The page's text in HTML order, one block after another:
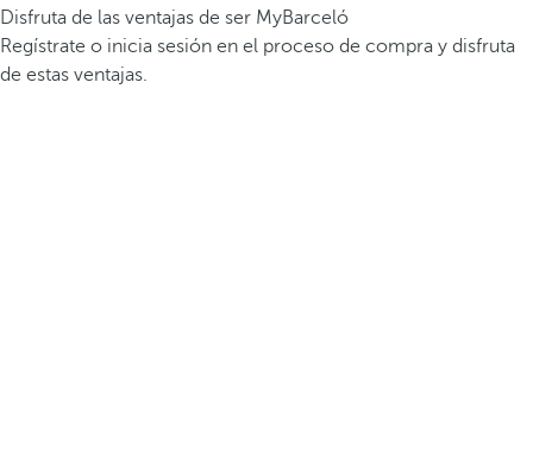
Disfruta de las ventajas de ser MyBarceló
Regístrate o inicia sesión en el proceso de compra y disfruta
de estas ventajas.